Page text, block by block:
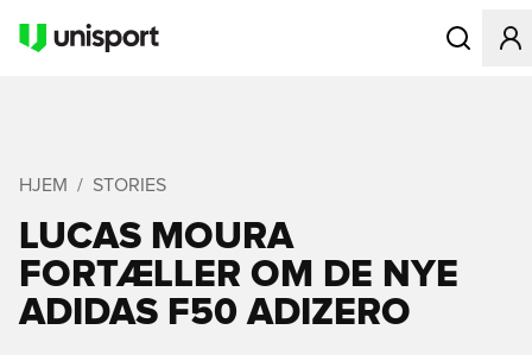
Åbner en
HJEM STORIES
LUCAS MOURA
FORTÆLLER OM DE NYE
ADIDAS F50 ADIZERO